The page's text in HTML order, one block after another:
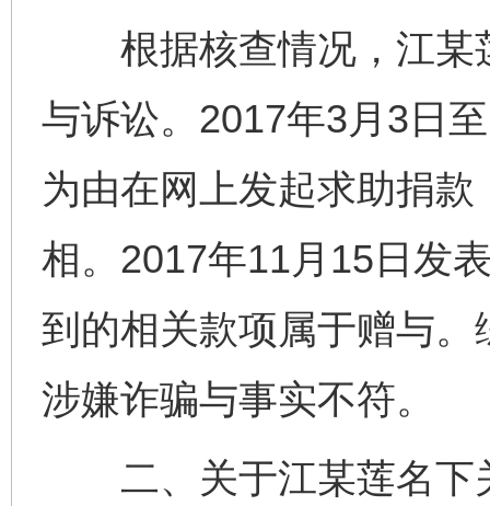
根据核查情况，江某
与诉讼。2017年3月3日
为由在网上发起求助捐
相。2017年11月15日发
到的相关款项属于赠与
涉嫌诈骗与事实不符。
二、关于江某莲名下